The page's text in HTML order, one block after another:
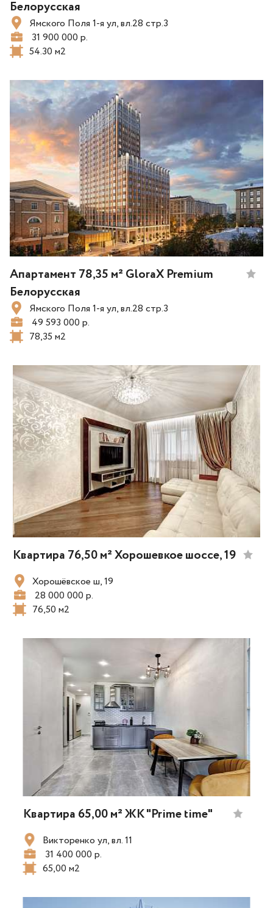
Белорусская
Ямского Поля 1-я ул, вл.28 стр.3
31 900 000 р.
54.30 м2
Апартамент 78,35 м² GloraX Premium
Белорусская
Ямского Поля 1-я ул, вл.28 стр.3
49 593 000 р.
78,35 м2
Квартира 76,50 м² Хорошевкое шоссе, 19
Хорошёвское ш, 19
28 000 000 р.
76,50 м2
Квартира 65,00 м² ЖК "Prime time"
Викторенко ул, вл. 11
31 400 000 р.
65,00 м2